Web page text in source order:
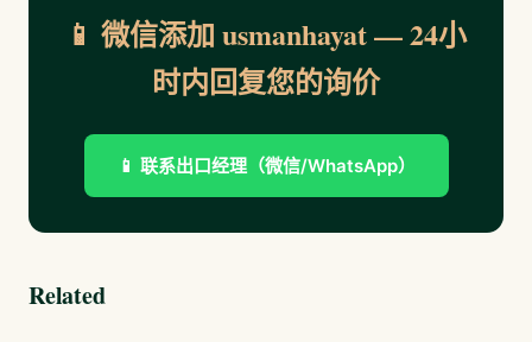
📱 微信添加 usmanhayat — 24小
时内回复您的询价
📱 联系出口经理（微信/WhatsApp）
Related